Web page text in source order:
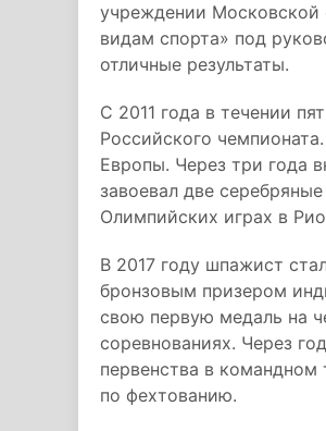
учреждении Московской
видам спорта» под
отличные результаты.
С 2011 года в течении
Российского
Европы. Через три года
завоевал две
Олимпийских играх в
В 2017 году шпажист
бронзовым призером
свою первую медаль на
соревнованиях. Через
первенства в командном
по фехтованию.